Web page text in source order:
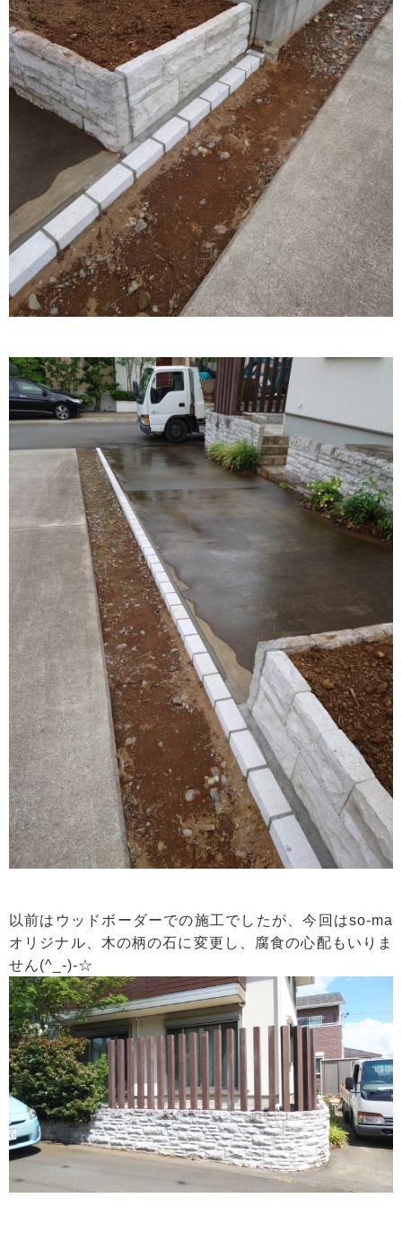
以前はウッドボーダーでの施工でしたが、今回はso-ma
オリジナル、木の柄の石に変更し、腐食の心配もいりま
せん(^_-)-☆